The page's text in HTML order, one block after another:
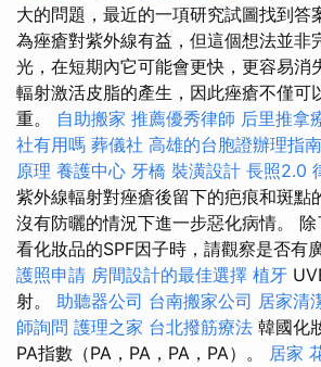
大的問題，最近的一項研究試圖找到答
為痤瘡對紫外線有益，但這個想法並非
光，在短期內它可能會更快，更容易消
輻射激活皮脂的產生，因此痤瘡不僅可
重。 自助搬家 推薦優秀律師 后里推拿
社有用嗎 葬儀社 高雄的台胞證辦理指南
原理 養護中心 牙橋 裝潢設計 長照2.0
紫外線輻射對痤瘡後留下的疤痕和斑點
沒有防曬的情況下進一步惡化病情。
看化妝品的SPF因子時，請觀察是否有
護照申請 房間設計的最佳選擇 植牙
射。 助聽器公司 台南搬家公司 居家清
師詢問 護理之家 台北撥筋療法 韓國化
PA指數（PA，PA，PA，PA）。 居家